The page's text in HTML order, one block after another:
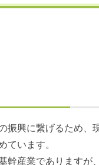
振興に繋げるため、
ています。
幹産業でありますが